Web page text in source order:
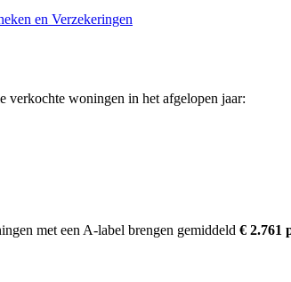
en Verzekeringen
verkochte woningen in het afgelopen jaar:
met een A-label brengen gemiddeld € 2.761